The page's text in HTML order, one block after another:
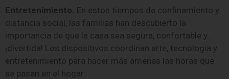
Entretenimiento. En estos tiempos de confinamiento y
distancia social, las familias han descubierto la
importancia de que la casa sea segura, confortable y…
¡divertida! Los dispositivos coordinan arte, tecnología y
entretenimiento para hacer más amenas las horas que
se pasan en el hogar.